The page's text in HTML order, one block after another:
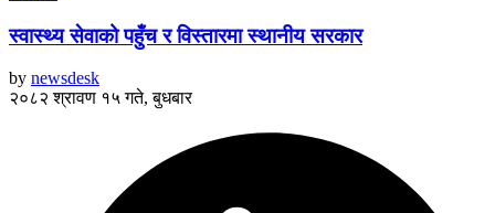
स्वास्थ्य सेवाको पहुँच र विस्तारमा स्थानीय सरकार
by newsdesk
२०८२ श्रावण १५ गते, बुधबार